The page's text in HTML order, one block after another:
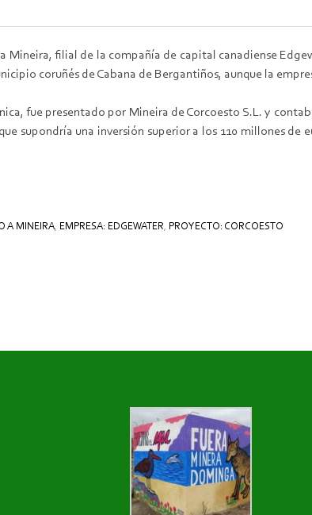
Mineira, filial de la compañía de capital canadiense
coruñés de Cabana de Bergantiños, aunque la
fue presentado por Mineira de Corcoesto S.L. y
supondría una inversión superior a los 110 millones
A MINEIRA, EMPRESA: EDGEWATER, PROYECTO: CORCOESTO